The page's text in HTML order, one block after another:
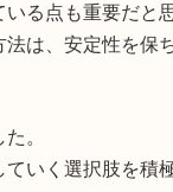
る点も重要だと
は、安定性を保
。
いく選択肢を積